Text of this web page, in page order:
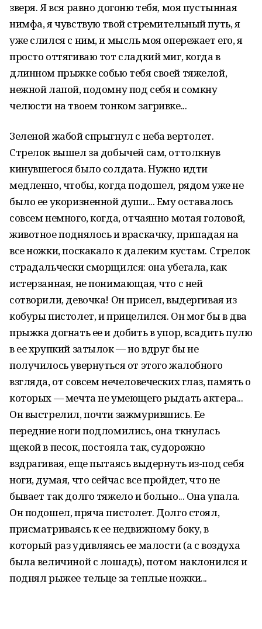
зверя. Я вся равно догоню тебя, моя пустынная
нимфа, я чувствую твой стремительный путь, я
уже слился с ним, и мысль моя опережает его, я
просто оттягиваю тот сладкий миг, когда в
длинном прыжке собью тебя своей тяжелой,
нежной лапой, подомну под себя и сомкну
челюсти на твоем тонком загривке...
Зеленой жабой спрыгнул с неба вертолет.
Стрелок вышел за добычей сам, оттолкнув
кинувшегося было солдата. Нужно идти
медленно, чтобы, когда подошел, рядом уже не
было ее укоризненной души... Ему оставалось
совсем немного, когда, отчаянно мотая головой,
животное поднялось и враскачку, припадая на
все ножки, поскакало к далеким кустам. Стрелок
страдальчески сморщился: она убегала, как
истерзанная, не понимающая, что с ней
сотворили, девочка! Он присел, выдергивая из
кобуры пистолет, и прицелился. Он мог бы в два
прыжка догнать ее и добить в упор, всадить пулю
в ее хрупкий затылок — но вдруг бы не
получилось увернуться от этого жалобного
взгляда, от совсем нечеловеческих глаз, память о
которых — мечта не умеющего рыдать актера...
Он выстрелил, почти зажмурившись. Ее
передние ноги подломились, она ткнулась
щекой в песок, постояла так, судорожно
вздрагивая, еще пытаясь выдернуть из-под себя
ноги, думая, что сейчас все пройдет, что не
бывает так долго тяжело и больно... Она упала.
Он подошел, пряча пистолет. Долго стоял,
присматриваясь к ее недвижному боку, в
который раз удивляясь ее малости (а с воздуха
была величиной с лошадь), потом наклонился и
поднял рыжее тельце за теплые ножки...